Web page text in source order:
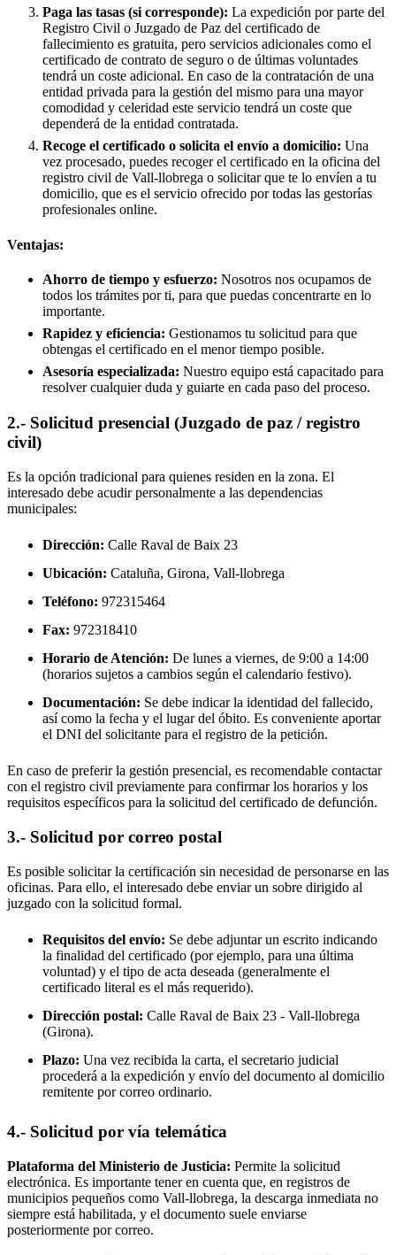
Paga las tasas (si corresponde): La expedición por parte del
Registro Civil o Juzgado de Paz del certificado de
fallecimiento es gratuita, pero servicios adicionales como el
certificado de contrato de seguro o de últimas voluntades
tendrá un coste adicional. En caso de la contratación de una
entidad privada para la gestión del mismo para una mayor
comodidad y celeridad este servicio tendrá un coste que
dependerá de la entidad contratada.
Recoge el certificado o solicita el envío a domicilio: Una
vez procesado, puedes recoger el certificado en la oficina del
registro civil de Vall-llobrega o solicitar que te lo envíen a tu
domicilio, que es el servicio ofrecido por todas las gestorías
profesionales online.
Ventajas:
Ahorro de tiempo y esfuerzo: Nosotros nos ocupamos de
todos los trámites por ti, para que puedas concentrarte en lo
importante.
Rapidez y eficiencia: Gestionamos tu solicitud para que
obtengas el certificado en el menor tiempo posible.
Asesoría especializada: Nuestro equipo está capacitado para
resolver cualquier duda y guiarte en cada paso del proceso.
2.- Solicitud presencial (Juzgado de paz / registro
civil)
Es la opción tradicional para quienes residen en la zona. El
interesado debe acudir personalmente a las dependencias
municipales:
Dirección: Calle Raval de Baix 23
Ubicación: Cataluña, Girona, Vall-llobrega
Teléfono: 972315464
Fax: 972318410
Horario de Atención: De lunes a viernes, de 9:00 a 14:00
(horarios sujetos a cambios según el calendario festivo).
Documentación: Se debe indicar la identidad del fallecido,
así como la fecha y el lugar del óbito. Es conveniente aportar
el DNI del solicitante para el registro de la petición.
En caso de preferir la gestión presencial, es recomendable contactar
con el registro civil previamente para confirmar los horarios y los
requisitos específicos para la solicitud del certificado de defunción.
3.- Solicitud por correo postal
Es posible solicitar la certificación sin necesidad de personarse en las
oficinas. Para ello, el interesado debe enviar un sobre dirigido al
juzgado con la solicitud formal.
Requisitos del envío: Se debe adjuntar un escrito indicando
la finalidad del certificado (por ejemplo, para una última
voluntad) y el tipo de acta deseada (generalmente el
certificado literal es el más requerido).
Dirección postal: Calle Raval de Baix 23 - Vall-llobrega
(Girona).
Plazo: Una vez recibida la carta, el secretario judicial
procederá a la expedición y envío del documento al domicilio
remitente por correo ordinario.
4.- Solicitud por vía telemática
Plataforma del Ministerio de Justicia: Permite la solicitud
electrónica. Es importante tener en cuenta que, en registros de
municipios pequeños como Vall-llobrega, la descarga inmediata no
siempre está habilitada, y el documento suele enviarse
posteriormente por correo.